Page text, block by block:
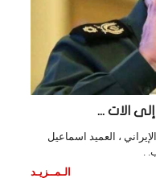
الات ...
، العميد اسماعيل
.
الـمــزيـد